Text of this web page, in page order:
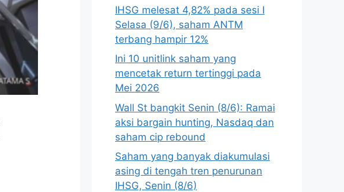
IHSG melesat 4,82% pada sesi I
Selasa (9/6), saham ANTM
terbang hampir 12%
Ini 10 unitlink saham yang
mencetak return tertinggi pada
Mei 2026
Wall St bangkit Senin (8/6): Ramai
aksi bargain hunting, Nasdaq dan
saham cip rebound
Saham yang banyak diakumulasi
asing di tengah tren penurunan
IHSG, Senin (8/6)